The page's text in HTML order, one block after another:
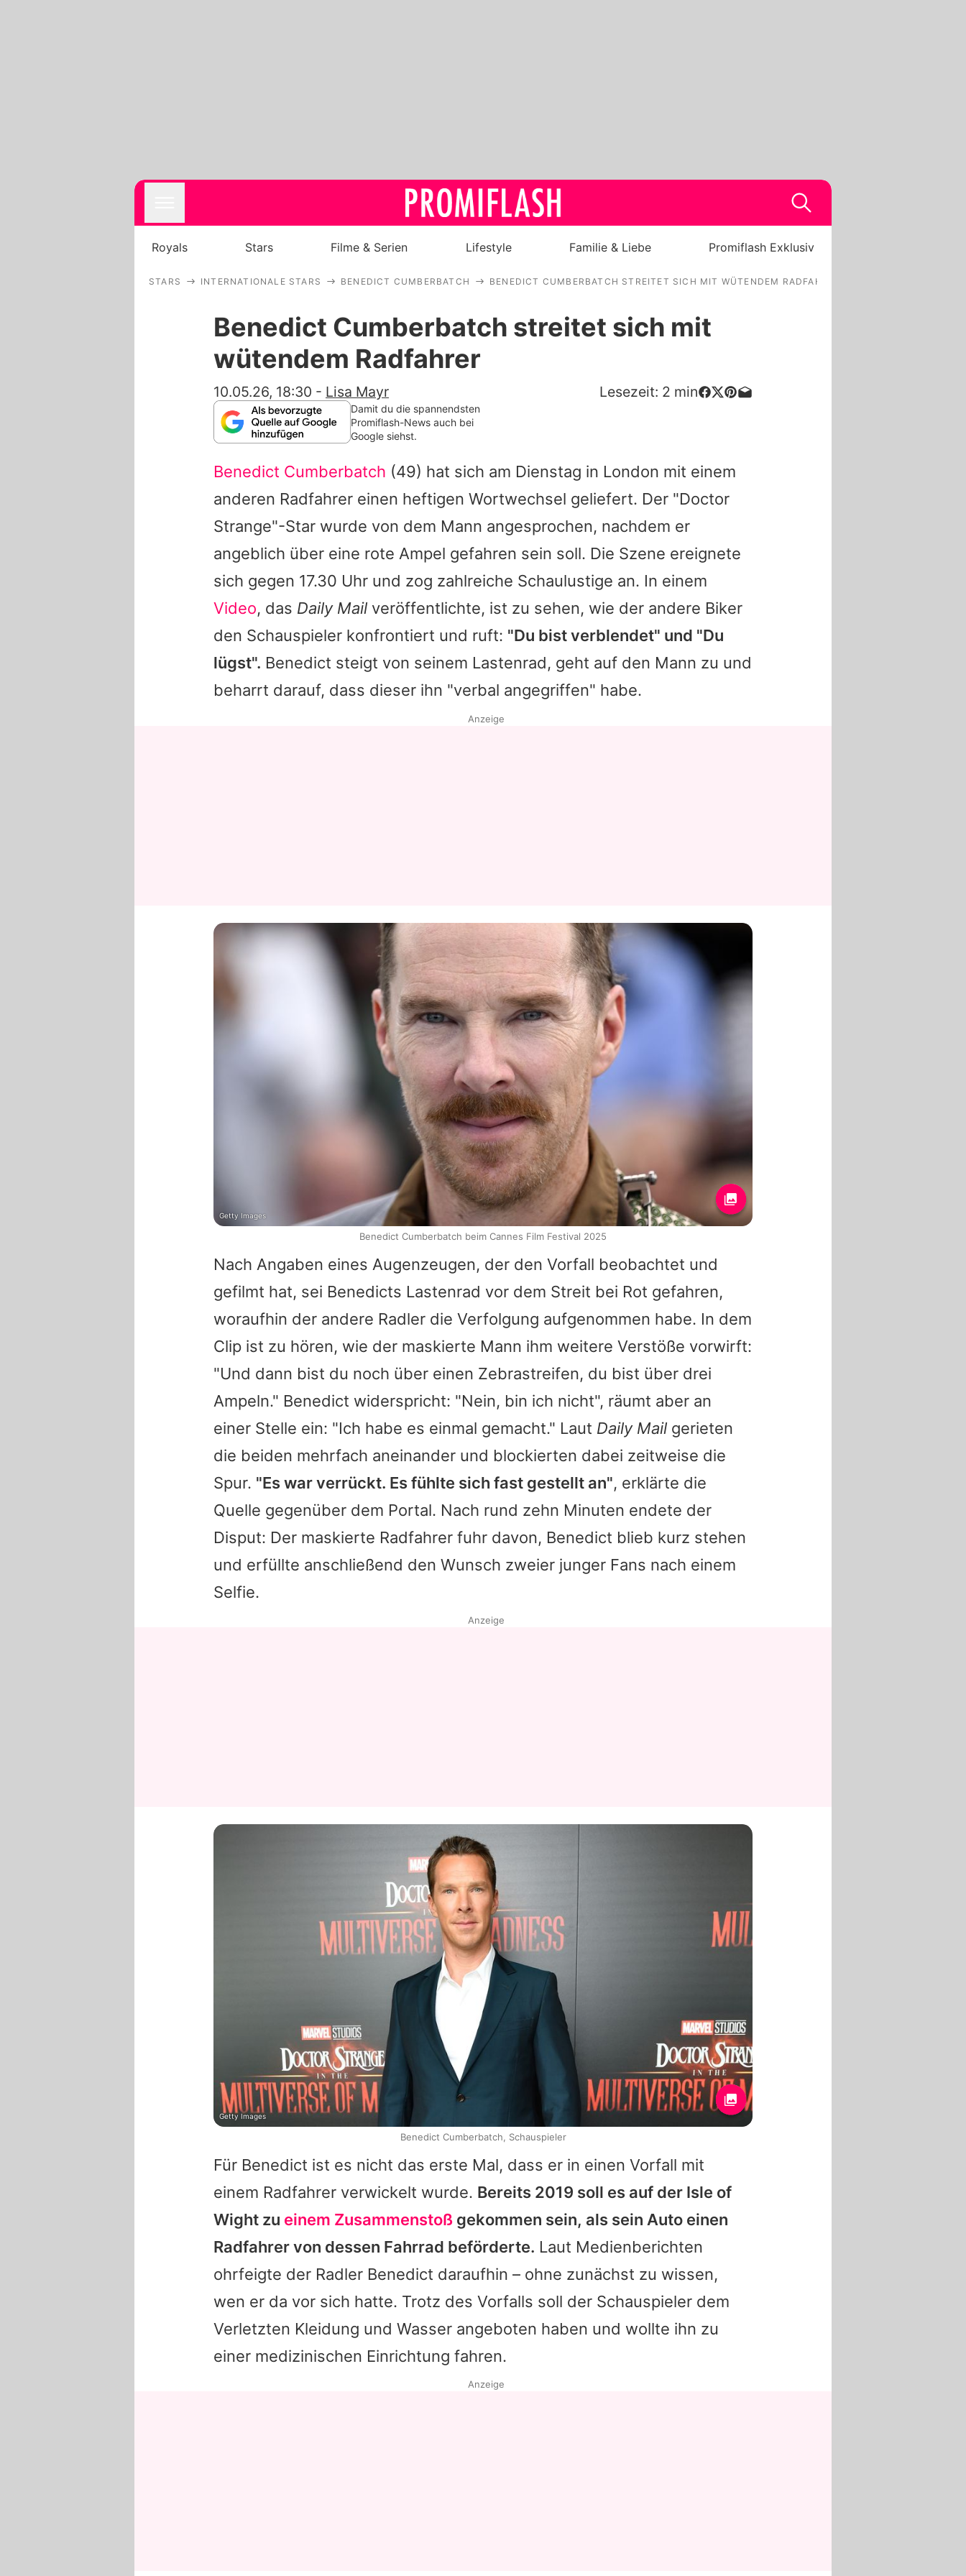
Royals
Stars
Familie & Liebe
App runterladen
Team
Redaktionelle Richtlinien
Impressum
Datenschutzerklärung
Nutzungsbedingungen
Royals Stars Filme & Serien Lifestyle Familie & Liebe Promiflash Exklusiv
STARS INTERNATIONALE STARS BENEDICT CUMBERBATCH BENEDICT CUMBERBATCH STREITET SICH MIT WÜTENDEM RADFAHRER
Benedict Cumberbatch streitet sich mit
wütendem Radfahrer
10.05.26, 18:30 - Lisa Mayr Lesezeit: 2 min
Damit du die spannendsten
Promiflash-News auch bei
Google siehst.
Benedict Cumberbatch (49) hat sich am Dienstag in London mit einem
anderen Radfahrer einen heftigen Wortwechsel geliefert. Der "Doctor
Strange"-Star wurde von dem Mann angesprochen, nachdem er
angeblich über eine rote Ampel gefahren sein soll. Die Szene ereignete
sich gegen 17.30 Uhr und zog zahlreiche Schaulustige an. In einem
Video, das Daily Mail veröffentlichte, ist zu sehen, wie der andere Biker
den Schauspieler konfrontiert und ruft: "Du bist verblendet" und "Du
lügst". Benedict steigt von seinem Lastenrad, geht auf den Mann zu und
beharrt darauf, dass dieser ihn "verbal angegriffen" habe.
Nach Angaben eines Augenzeugen, der den Vorfall beobachtet und
gefilmt hat, sei Benedicts Lastenrad vor dem Streit bei Rot gefahren,
woraufhin der andere Radler die Verfolgung aufgenommen habe. In dem
Clip ist zu hören, wie der maskierte Mann ihm weitere Verstöße vorwirft:
"Und dann bist du noch über einen Zebrastreifen, du bist über drei
Ampeln." Benedict widerspricht: "Nein, bin ich nicht", räumt aber an
einer Stelle ein: "Ich habe es einmal gemacht." Laut Daily Mail gerieten
die beiden mehrfach aneinander und blockierten dabei zeitweise die
Spur. "Es war verrückt. Es fühlte sich fast gestellt an", erklärte die
Quelle gegenüber dem Portal. Nach rund zehn Minuten endete der
Disput: Der maskierte Radfahrer fuhr davon, Benedict blieb kurz stehen
und erfüllte anschließend den Wunsch zweier junger Fans nach einem
Selfie.
Für Benedict ist es nicht das erste Mal, dass er in einen Vorfall mit
einem Radfahrer verwickelt wurde. Bereits 2019 soll es auf der Isle of
Wight zu einem Zusammenstoß gekommen sein, als sein Auto einen
Radfahrer von dessen Fahrrad beförderte. Laut Medienberichten
ohrfeigte der Radler Benedict daraufhin – ohne zunächst zu wissen,
wen er da vor sich hatte. Trotz des Vorfalls soll der Schauspieler dem
Verletzten Kleidung und Wasser angeboten haben und wollte ihn zu
einer medizinischen Einrichtung fahren.
Anzeige
Getty Images
Benedict Cumberbatch beim Cannes Film Festival 2025
Anzeige
Getty Images
Benedict Cumberbatch, Schauspieler
Anzeige